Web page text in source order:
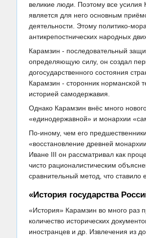
великие люди. Поэтому все усилия
является для него основным
деятельности. Этому политико-
антикрепостнических народных
Карамзин - последовательный
определяющую силу, он создал
догосударственного состояния
Карамзин - сторонник норманской
историей самодержавия.
Однако Карамзин внёс много
«единодержавной» и монархии
По-иному, чем его
«восстановление древней
Иване III он рассматривал как
чисто рационалистическим
сравнительный метод, что ставило
«История государства
«История» Карамзин во много раз
количество исторических
иностранцев и др. Извлечения из